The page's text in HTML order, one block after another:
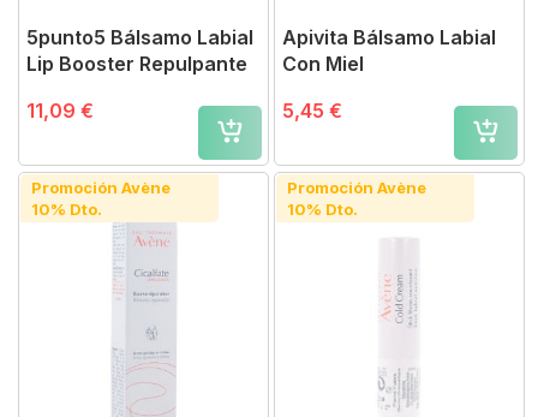
5punto5 Bálsamo Labial
Lip Booster Repulpante
11,09 €
Apivita Bálsamo Labial
Con Miel
5,45 €
Promoción Avène
10% Dto.
Promoción Avène
10% Dto.